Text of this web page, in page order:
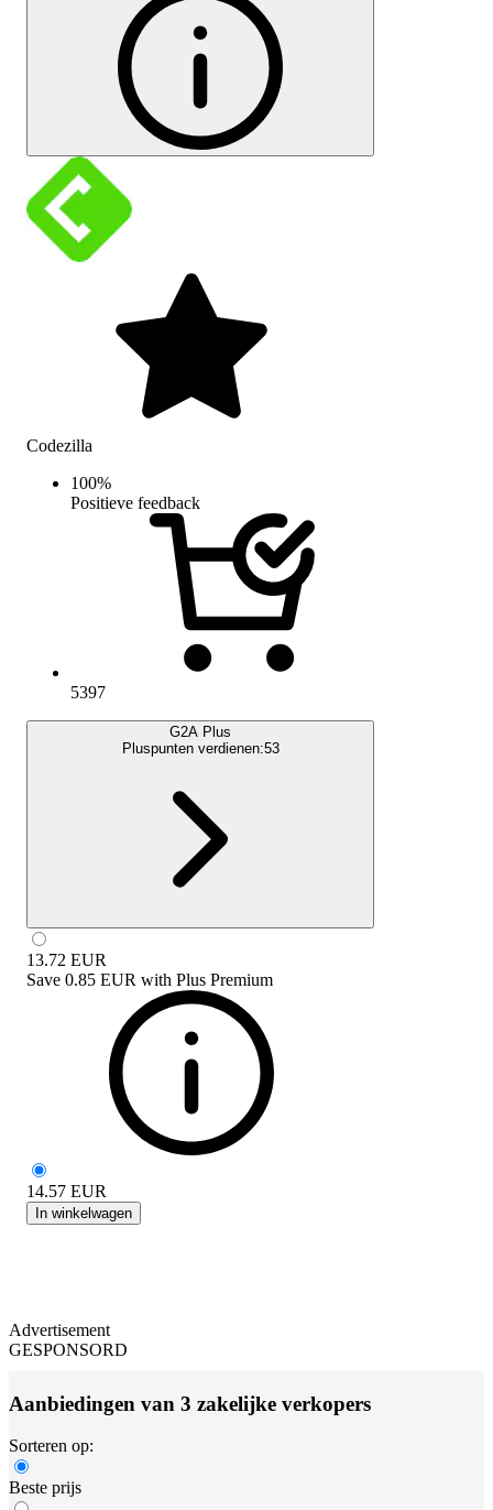
Codezilla
100%
Positieve feedback
5397
G2A Plus
Pluspunten verdienen:53
13.72 EUR
Save 0.85 EUR with Plus Premium
14.57 EUR
In winkelwagen
Advertisement
GESPONSORD
Aanbiedingen van 3 zakelijke verkopers
Sorteren op:
Beste prijs